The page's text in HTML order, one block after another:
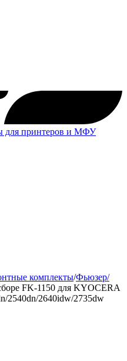
для принтеров и МФУ
комплекты/Фьюзер/
FK-1150 для KYOCERA
2540dn/2640idw/2735dw